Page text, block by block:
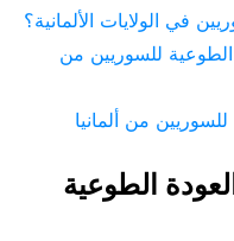
في الولايات الألمانية؟
الطوعية للسوريين من
من ألمانيا
الطوعية